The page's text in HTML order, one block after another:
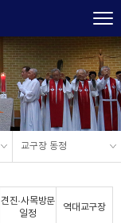
교구장 동정
견진·사목방문
일정
역대교구장